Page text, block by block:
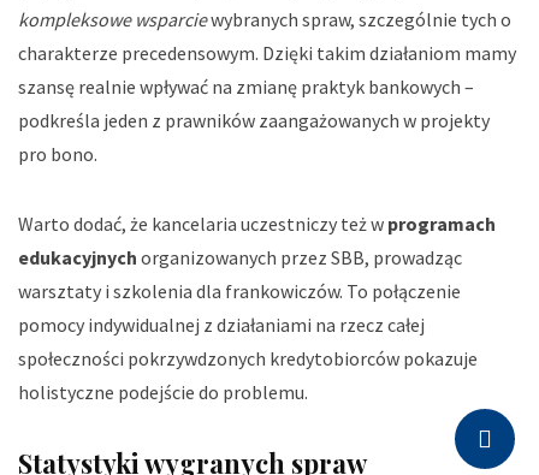
kompleksowe wsparciewybranych spraw, szczególnie tych o
charakterze precedensowym. Dzięki takim działaniom mamy
szansę realnie wpływać na zmianę praktyk bankowych –
podkreśla jeden z prawników zaangażowanych w projekty
pro bono.
Warto dodać, że kancelaria uczestniczy też w programach
edukacyjnych organizowanych przez SBB, prowadząc
warsztaty i szkolenia dla frankowiczów. To połączenie
pomocy indywidualnej z działaniami na rzecz całej
społeczności pokrzywdzonych kredytobiorców pokazuje
holistyczne podejście do problemu.
Statystyki wygranych spraw